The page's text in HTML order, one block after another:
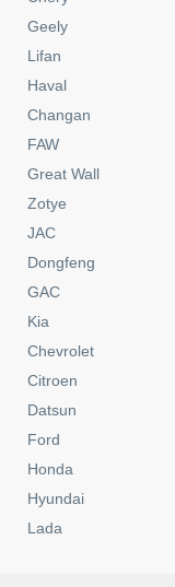
Geely
Lifan
Haval
Changan
FAW
Great Wall
Zotye
JAC
Dongfeng
GAC
Kia
Chevrolet
Citroen
Datsun
Ford
Honda
Hyundai
Lada